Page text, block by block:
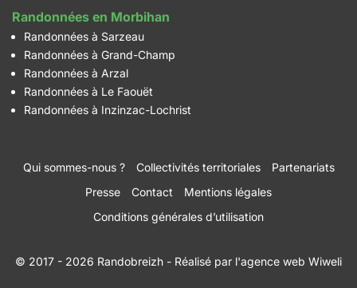
Randonnées en Morbihan
Randonnées à Sarzeau
Randonnées à Grand-Champ
Randonnées à Arzal
Randonnées à Le Faouët
Randonnées à Inzinzac-Lochrist
Qui sommes-nous ? Collectivités territoriales
Partenariats
Presse
Contact
Mentions légales
Conditions générales d’utilisation
© 2017 - 2026 Randobreizh - Réalisé par l'agence web Wiweli